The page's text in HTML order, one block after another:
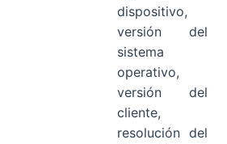
dispositivo,
versión del
sistema
operativo,
versión del
cliente,
resolución del